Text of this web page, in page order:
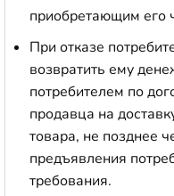
приобретающим его
При отказе
возвратить ему
потребителем по
продавца на
товара, не позднее
предъявления
требования.